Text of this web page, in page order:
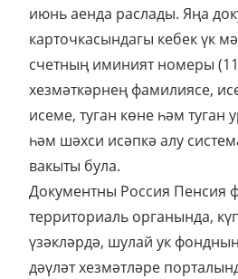
июнь аенда раслады. Яңа
карточкасындагы кебек үк
счетның иминият номеры
хезмәткәрнең фамилиясе,
исеме, туган көне һәм туган
һәм шәхси исәпкә алу
вакыты була.
Документны Россия Пенсия
территориаль органында,
үзәкләрдә, шулай ук
дәүләт хезмәтләре